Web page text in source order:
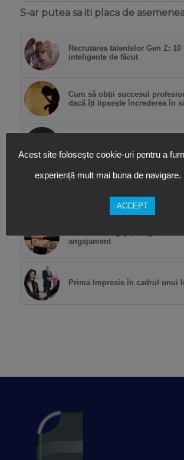
S-ar putea sa iti placa de
Recrutarea talentelor Gen Z:
inteligente de făcut
Cum să obții succesul
dacă îți lipsește încrederea în
angajament
Prima Impresie în cadrul unui
Acest site folosește cookie-uri pentru a
experiență mult mai buna de navigare.
ACCEPT